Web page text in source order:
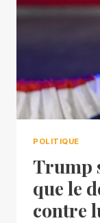
POLITIQUE
Trump
que le
contre